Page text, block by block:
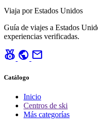
Viaja por Estados Unidos
Guía de viajes a Estados
experiencias verificadas.
social_leaderboard public mail
Catálogo
Inicio
Centros de ski
Más categorías